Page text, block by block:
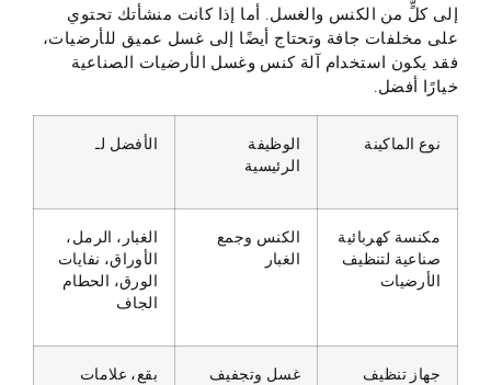
إلى كلٍّ من الكنس والغسل. أما إذا كانت منشأتك تحتوي
على مخلفات جافة وتحتاج أيضًا إلى غسل عميق للأرضيات،
فقد يكون استخدام آلة كنس وغسل الأرضيات الصناعية
خيارًا أفضل.
نوع الماكينة
الوظيفة
الرئيسية
الأفضل لـ
مكنسة كهربائية
صناعية لتنظيف
الأرضيات
الكنس وجمع
الغبار
الغبار، الرمل،
الأوراق، نفايات
الورق، الحطام
الجاف
جهاز تنظيف
غسل وتجفيف
بقع، علامات